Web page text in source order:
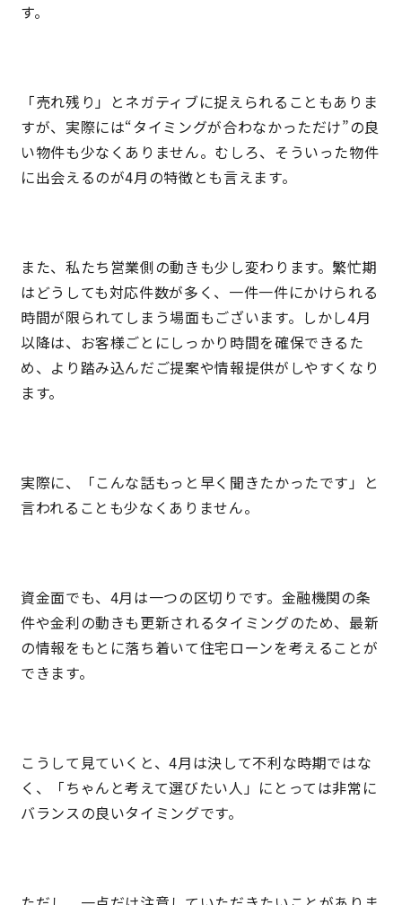
Blue Style
キママプラス
分譲住宅･不動産 スタッフブログ
施工事例 お客さまの声
お知らせ 土地情報
動画ギャラリー 採用情報
よくある質問
す。
「売れ残り」とネガティブに捉えられることもありま
すが、実際には“タイミングが合わなかっただけ”の良
い物件も少なくありません。むしろ、そういった物件
に出会えるのが4月の特徴とも言えます。
また、私たち営業側の動きも少し変わります。繁忙期
はどうしても対応件数が多く、一件一件にかけられる
時間が限られてしまう場面もございます。しかし4月
以降は、お客様ごとにしっかり時間を確保できるた
め、より踏み込んだご提案や情報提供がしやすくなり
ます。
実際に、「こんな話もっと早く聞きたかったです」と
言われることも少なくありません。
資金面でも、4月は一つの区切りです。金融機関の条
件や金利の動きも更新されるタイミングのため、最新
の情報をもとに落ち着いて住宅ローンを考えることが
できます。
こうして見ていくと、4月は決して不利な時期ではな
く、「ちゃんと考えて選びたい人」にとっては非常に
バランスの良いタイミングです。